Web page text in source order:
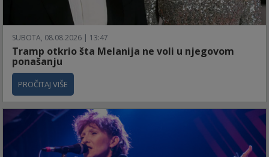
SUBOTA, 08.08.2026 | 13:47
Tramp otkrio šta Melanija ne voli u njegovom
ponašanju
PROČITAJ VIŠE